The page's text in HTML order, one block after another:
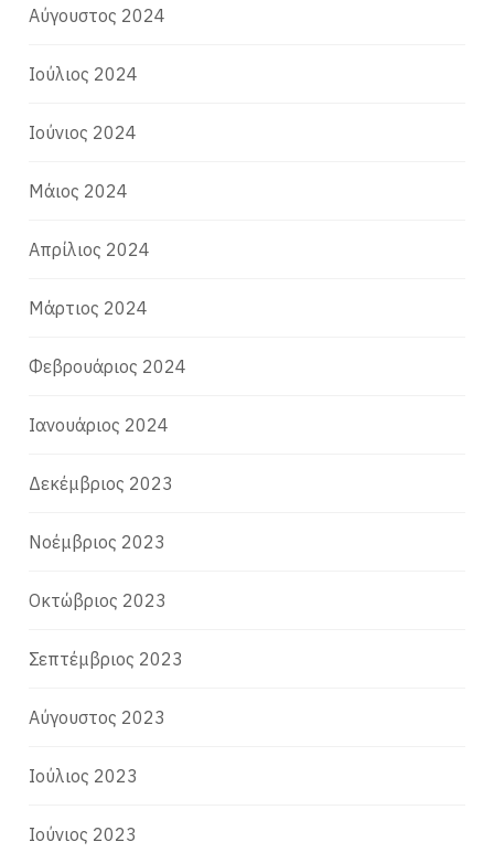
Αύγουστος 2024
Ιούλιος 2024
Ιούνιος 2024
Μάιος 2024
Απρίλιος 2024
Μάρτιος 2024
Φεβρουάριος 2024
Ιανουάριος 2024
Δεκέμβριος 2023
Νοέμβριος 2023
Οκτώβριος 2023
Σεπτέμβριος 2023
Αύγουστος 2023
Ιούλιος 2023
Ιούνιος 2023